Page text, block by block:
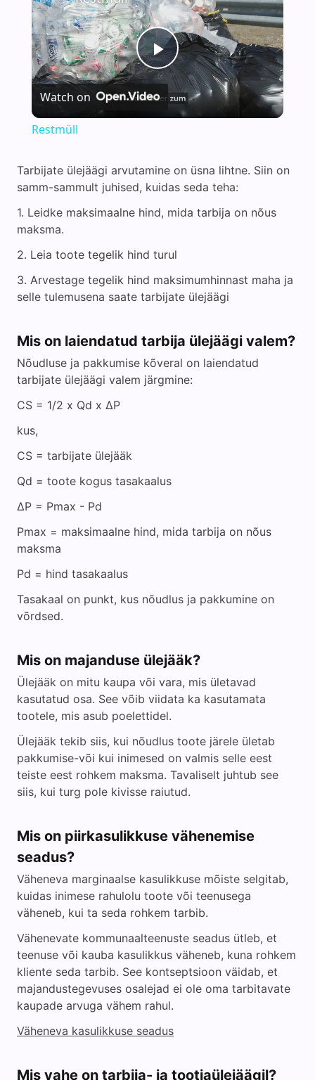
P
y
i
e
Watch on
Restmüll
Tarbijate ülejäägi arvutamine on üsna lihtne. Siin on
samm-sammult juhised, kuidas seda teha:
1. Leidke maksimaalne hind, mida tarbija on nõus
maksma.
2. Leia toote tegelik hind turul
3. Arvestage tegelik hind maksimumhinnast maha ja
selle tulemusena saate tarbijate ülejäägi
Mis on laiendatud tarbija ülejäägi valem?
Nõudluse ja pakkumise kõveral on laiendatud
tarbijate ülejäägi valem järgmine:
CS = 1/2 x Qd x ΔP
kus,
CS = tarbijate ülejääk
Qd = toote kogus tasakaalus
ΔP = Pmax - Pd
Pmax = maksimaalne hind, mida tarbija on nõus
maksma
Pd = hind tasakaalus
Tasakaal on punkt, kus nõudlus ja pakkumine on
võrdsed.
Mis on majanduse ülejääk?
Ülejääk on mitu kaupa või vara, mis ületavad
kasutatud osa. See võib viidata ka kasutamata
tootele, mis asub poelettidel.
Ülejääk tekib siis, kui nõudlus toote järele ületab
pakkumise-või kui inimesed on valmis selle eest
teiste eest rohkem maksma. Tavaliselt juhtub see
siis, kui turg pole kivisse raiutud.
Mis on piirkasulikkuse vähenemise
seadus?
Väheneva marginaalse kasulikkuse mõiste selgitab,
kuidas inimese rahulolu toote või teenusega
väheneb, kui ta seda rohkem tarbib.
Vähenevate kommunaalteenuste seadus ütleb, et
teenuse või kauba kasulikkus väheneb, kuna rohkem
kliente seda tarbib. See kontseptsioon väidab, et
majandustegevuses osalejad ei ole oma tarbitavate
kaupade arvuga vähem rahul.
Väheneva kasulikkuse seadus
Mis vahe on tarbija- ja tootjaülejäägil?